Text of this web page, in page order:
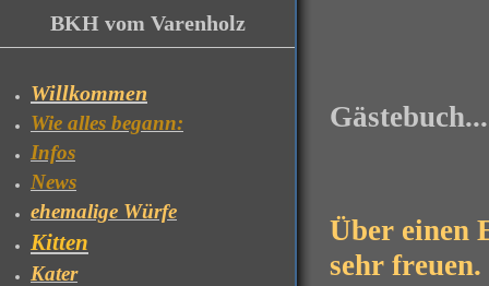
BKH vom Varenholz
Willkommen
Wie alles begann:
Infos
News
ehemalige Würfe
Kitten
Kater
Über einen
sehr freuen.